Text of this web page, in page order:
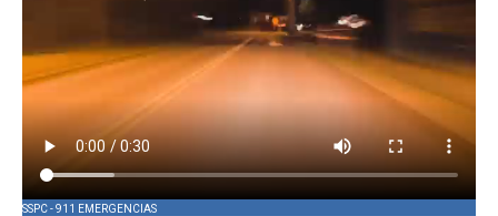
SSPC - 911 EMERGENCIAS